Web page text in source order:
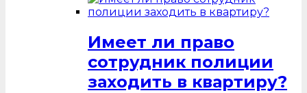
Имеет ли право
сотрудник полиции
заходить в квартиру?